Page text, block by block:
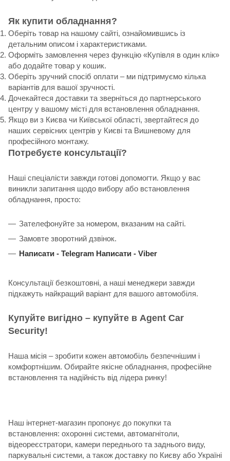
Як купити обладнання?
Оберіть товар на нашому сайті, ознайомившись із
детальним описом і характеристиками.
Оформіть замовлення через функцію «Купівля в один клік»
або додайте товар у кошик.
Оберіть зручний спосіб оплати – ми підтримуємо кілька
варіантів для вашої зручності.
Дочекайтеся доставки та зверніться до партнерського
центру у вашому місті для встановлення обладнання.
Якщо ви з Києва чи Київської області, звертайтеся до
наших сервісних центрів у Києві та Вишневому для
професійного монтажу.
Потребуєте консультації?
Наші спеціалісти завжди готові допомогти. Якщо у вас
виникли запитання щодо вибору або встановлення
обладнання, просто:
Зателефонуйте за номером, вказаним на сайті.
Замовте зворотний дзвінок.
Написати - Telegram Написати - Viber
Консультації безкоштовні, а наші менеджери завжди
підкажуть найкращий варіант для вашого автомобіля.
Купуйте вигідно – купуйте в Agent Car
Security!
Наша місія – зробити кожен автомобіль безпечнішим і
комфортнішим. Обирайте якісне обладнання, професійне
встановлення та надійність від лідера ринку!
Наш інтернет-магазин пропонує до покупки та
встановлення: охоронні системи, автомагнітоли,
відеореєстратори, камери переднього та заднього виду,
паркувальні системи, а також доставку по Києву або Україні